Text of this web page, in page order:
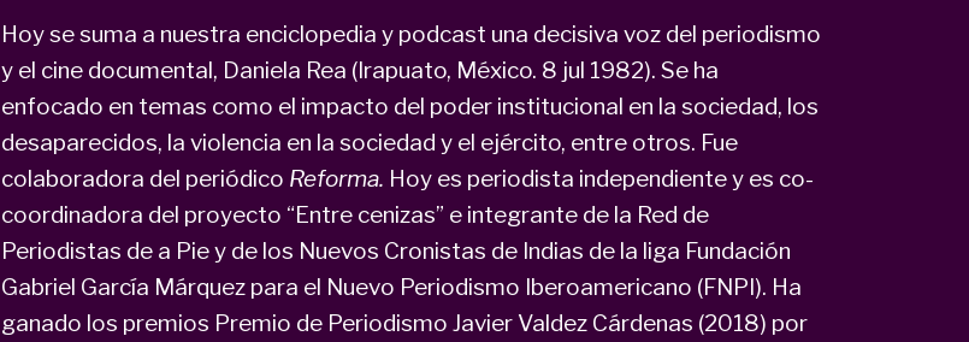
Hoy se suma a nuestra enciclopedia y podcast una decisiva voz del periodismo
y el cine documental, Daniela Rea (Irapuato, México. 8 jul 1982). Se ha
enfocado en temas como el impacto del poder institucional en la sociedad, los
desaparecidos, la violencia en la sociedad y el ejército, entre otros. Fue
colaboradora del periódico Reforma. Hoy es periodista independiente y es co-
coordinadora del proyecto “Entre cenizas” e integrante de la Red de
Periodistas de a Pie y de los Nuevos Cronistas de Indias de la liga Fundación
Gabriel García Márquez para el Nuevo Periodismo Iberoamericano (FNPI). Ha
ganado los premios Premio de Periodismo Javier Valdez Cárdenas (2018) por